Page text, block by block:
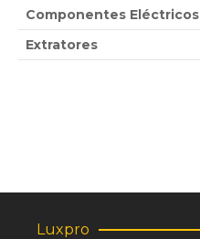
Componentes
Extratores
Luxpro